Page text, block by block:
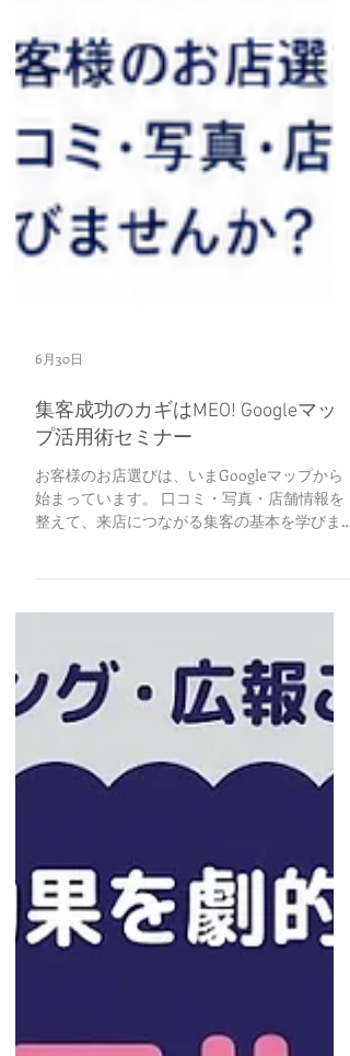
集客成功のカギはMEO! Googleマッ
プ活用術セミナー
お客様のお店選びは、いまGoogleマップから
始まっています。 口コミ・写真・店舗情報を
せんか？